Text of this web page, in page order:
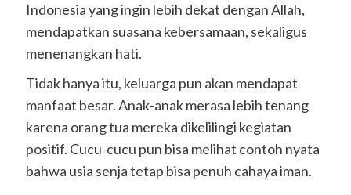
Indonesia yang ingin lebih dekat dengan Allah,
mendapatkan suasana kebersamaan, sekaligus
menenangkan hati.
Tidak hanya itu, keluarga pun akan mendapat
manfaat besar. Anak-anak merasa lebih tenang
karena orang tua mereka dikelilingi kegiatan
positif. Cucu-cucu pun bisa melihat contoh nyata
bahwa usia senja tetap bisa penuh cahaya iman.